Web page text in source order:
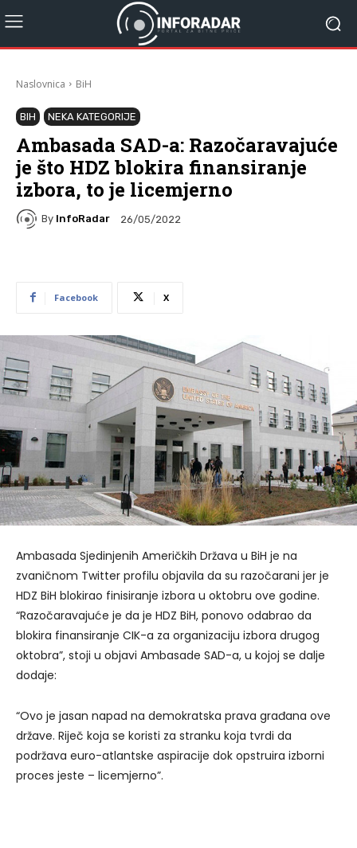
Naslovnica BiH
BIH NEKA KATEGORIJE
Ambasada SAD-a: Razočaravajuće
je što HDZ blokira finansiranje
izbora, to je licemjerno
By InfoRadar 26/05/2022
Facebook X
Ambasada Sjedinjenih Američkih Država u BiH je na
zvaničnom Twitter profilu objavila da su razočarani jer je
HDZ BiH blokirao finisiranje izbora u oktobru ove godine.
“Razočaravajuće je da je HDZ BiH, ponovo odabrao da
blokira finansiranje CIK-a za organizaciju izbora drugog
oktobra”, stoji u objavi Ambasade SAD-a, u kojoj se dalje
dodaje:
“Ovo je jasan napad na demokratska prava građana ove
države. Riječ koja se koristi za stranku koja tvrdi da
podržava euro-atlantske aspiracije dok opstruira izborni
proces jeste – licemjerno”.